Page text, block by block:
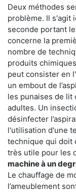
Deux méthodes
problème. Il s'agit
seconde portant
concerne la
nombre de
produits
peut consister en
un embout de
les punaises de lit
adultes. Un
désinfecter
l'utilisation d'une
technique qui doit
très utile pour les
machine à un
Le chauffage de
l’ameublement